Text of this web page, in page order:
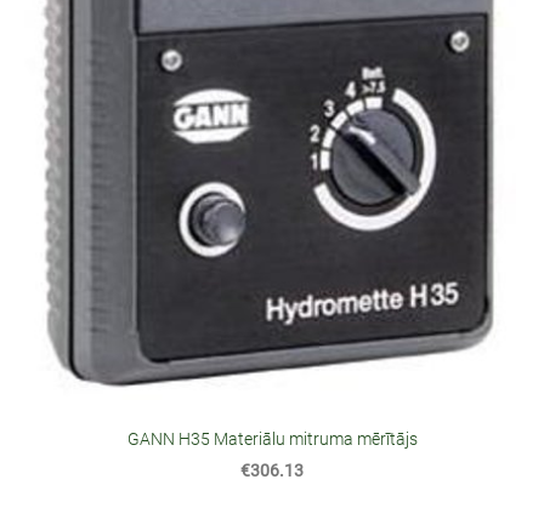
GANN H35 Materiālu mitruma mērītājs
€306.13